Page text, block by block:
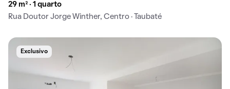
29 m² · 1 quarto
Rua Doutor Jorge Winther, Centro · Taubaté
Exclusivo